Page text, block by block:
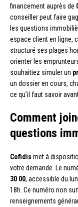
financement auprès de
conseiller peut faire
les questions
espace client en ligne,
structuré ses plages
orienter les
souhaitiez simuler un
un dossier en cours,
ce qu’il faut savoir
Comment
questions
Cofidis met à
votre demande. Le
30 00, accessible du
18h. Ce numéro non
renseignements